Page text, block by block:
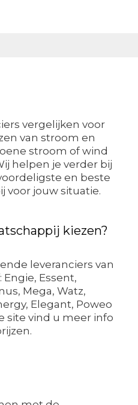
vergelijken voor
van stroom en
stroom of wind
helpen je verder bij
en beste
voor jouw situatie.
kiezen?
leveranciers van
Essent,
Mega, Watz,
Elegant, Poweo
site vind u meer info